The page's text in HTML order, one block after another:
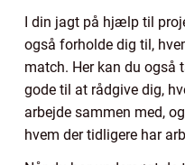
I din jagt på hjælp til
også forholde dig til,
match. Her kan du også
gode til at rådgive dig,
arbejde sammen med,
hvem der tidligere har